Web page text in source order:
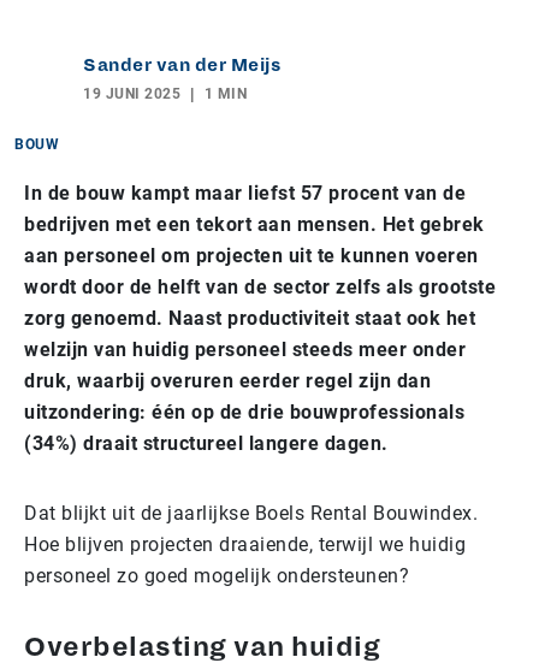
Sander van der Meijs
19 JUNI 2025 1 MIN
BOUW
In de bouw kampt maar liefst 57 procent van de
bedrijven met een tekort aan mensen. Het gebrek
aan personeel om projecten uit te kunnen voeren
wordt door de helft van de sector zelfs als grootste
zorg genoemd. Naast productiviteit staat ook het
welzijn van huidig personeel steeds meer onder
druk, waarbij overuren eerder regel zijn dan
uitzondering: één op de drie bouwprofessionals
(34%) draait structureel langere dagen.
Dat blijkt uit de jaarlijkse Boels Rental Bouwindex.
Hoe blijven projecten draaiende, terwijl we huidig
personeel zo goed mogelijk ondersteunen?
Overbelasting van huidig